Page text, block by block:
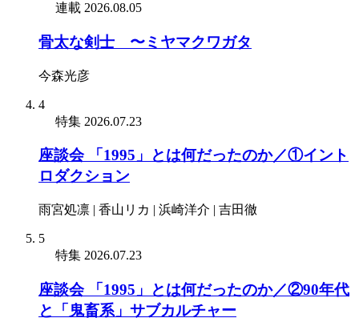
連載 2026.08.05
骨太な剣士 〜ミヤマクワガタ
今森光彦
4
特集 2026.07.23
座談会 「1995」とは何だったのか／①イント
ロダクション
雨宮処凛 | 香山リカ | 浜崎洋介 | 吉田徹
5
特集 2026.07.23
座談会 「1995」とは何だったのか／②90年代
と「鬼畜系」サブカルチャー